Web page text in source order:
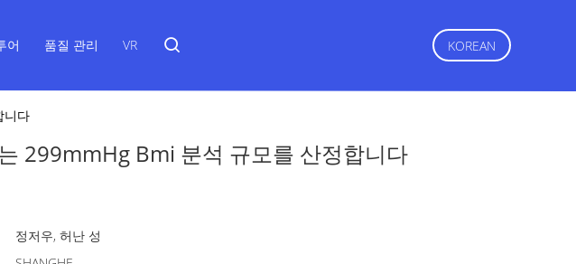
어 품질 관리 VR KOREAN
니다
299mmHg Bmi 분석 규모를 산정합니다
정저우, 허난 성